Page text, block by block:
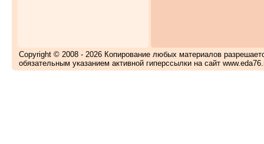
Copyright © 2008 - 2026 Копирование любых материалов
обязательным указанием активной гиперссылки на сайт